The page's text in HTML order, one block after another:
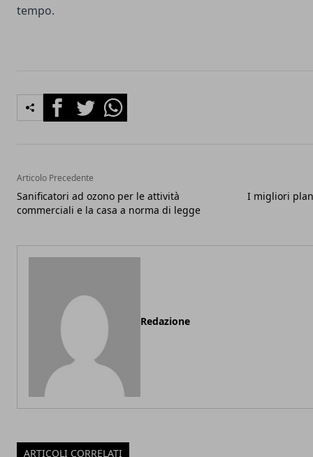
tempo.
FacebookTwitterWhatsapp
Articolo Precedente
Sanificatori ad ozono per le attività
commerciali e la casa a norma di legge
I migliori
Redazione
ARTICOLI CORRELATI